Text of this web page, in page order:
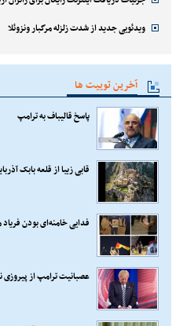
ویدئویی جدید از شدت زلزله مرگبار ونزوئلا
آخرین توییت ها
پاسخ قالیباف به ترامپ
قابی زیبا از قلعه بابک
فدایی خامنه‌ای بودن
عصبانیت ترامپ از